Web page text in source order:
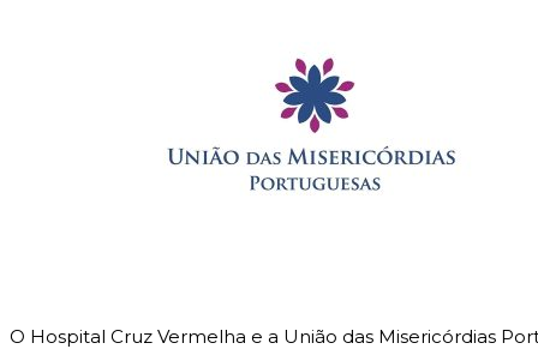
O Hospital Cruz Vermelha e a União das Misericórdias